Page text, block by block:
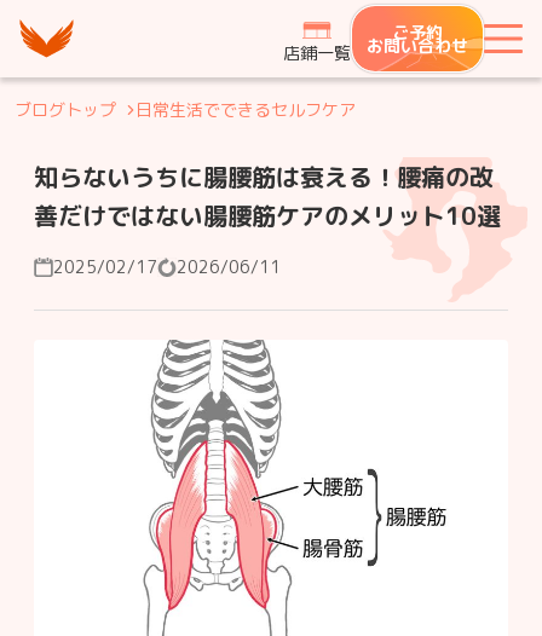
つながり整骨鍼灸院グループ
店鋪一覧
ご予約
お問い合わせ
ブログトップ 日常生活でできるセルフケア
知らないうちに腸腰筋は衰える！腰痛の改
善だけではない腸腰筋ケアのメリット10選
2025/02/17 2026/06/11